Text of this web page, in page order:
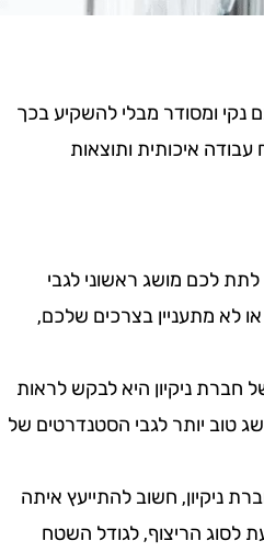
נקי ומסודר מבלי להשקיע בכך
איכותית ותוצאות
לתת לכם מושג ראשוני לגבי
לא מתעניין בצרכים שלכם,
חברת ניקיון היא לבקש לראות
טוב יותר לגבי הסטנדרטים של
ניקיון, חשוב להתייעץ איתה
לסוג הריצוף, לגודל השטח